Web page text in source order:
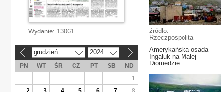
źródło:
Rzeczpospolita
Amerykańska osada
Ingaluk na Małej
Diomedzie
Wydanie: 13061
grudzień 2024
PN WT ŚR CZ PT SB
ND
1
2
3 4 5 6 7
8